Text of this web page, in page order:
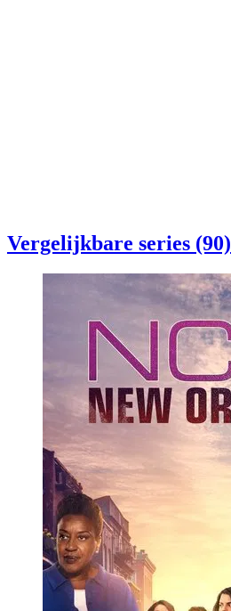
Vergelijkbare series (90)